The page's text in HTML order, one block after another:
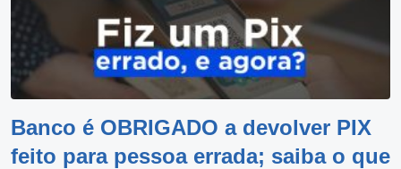
Banco é OBRIGADO a devolver PIX
feito para pessoa errada; saiba o que